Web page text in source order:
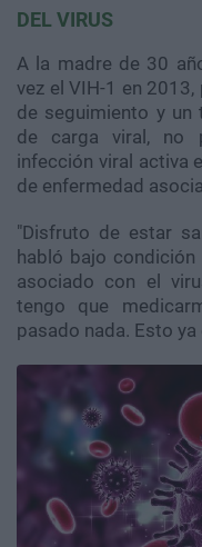
DEL VIRUS
A la madre de 30
vez el VIH-1 en
de seguimiento y
de carga viral, no
infección viral activa
de enfermedad
"Disfruto de estar
habló bajo
asociado con el
tengo que
pasado nada. Esto